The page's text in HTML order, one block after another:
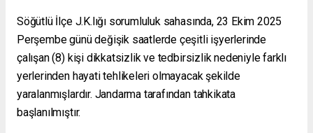
Söğütlü İlçe J.K.lığı sorumluluk sahasında, 23 Ekim 2025
Perşembe günü değişik saatlerde çeşitli işyerlerinde
çalışan (8) kişi dikkatsizlik ve tedbirsizlik nedeniyle farklı
yerlerinden hayati tehlikeleri olmayacak şekilde
yaralanmışlardır. Jandarma tarafından tahkikata
başlanılmıştır.